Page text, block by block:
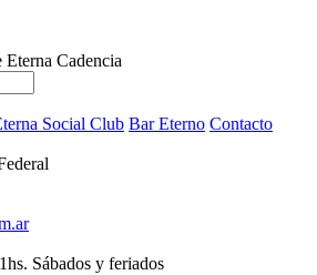
Eterna Cadencia
Social Club Bar Eterno Contacto
Sábados y feriados